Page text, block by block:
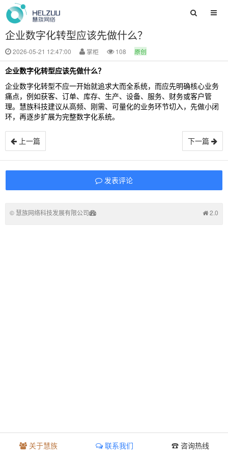
企业数字化转型应该先做什么？
2026-05-21 12:47:00 掌柜 108 原创
企业数字化转型应该先做什么？
企业数字化转型不应一开始就追求大而全系统，而应先明确核心业务
痛点，例如获客、订单、库存、生产、设备、服务、财务或客户管
理。慧族科技建议从高频、刚需、可量化的业务环节切入，先做小闭
环，再逐步扩展为完整数字化系统。
上一篇 下一篇
发表评论
© 慧族网络科技发展有限公司 2.0
关于慧族 联系我们 ☎ 咨询热线